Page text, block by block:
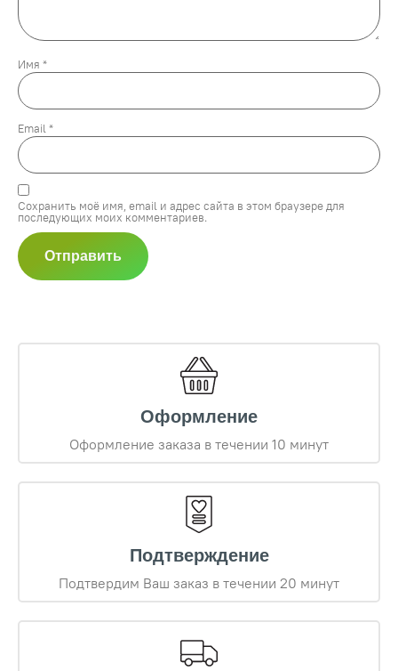
Имя *
Email *
Сохранить моё имя, email и адрес сайта в этом браузере для
последующих моих комментариев.
Оформление
Оформление заказа в течении 10 минут
Подтверждение
Подтвердим Ваш заказ в течении 20 минут